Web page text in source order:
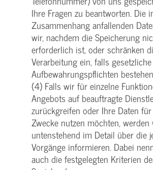
Ihre Fragen zu beantworten. Die
Zusammenhang anfallenden
wir, nachdem die Speicherung
erforderlich ist, oder schränken
Verarbeitung ein, falls gesetzliche
Aufbewahrungspflichten
(4) Falls wir für einzelne
Angebots auf beauftragte
zurückgreifen oder Ihre Daten
Zwecke nutzen möchten,
untenstehend im Detail über die
Vorgänge informieren. Dabei
auch die festgelegten Kriterien